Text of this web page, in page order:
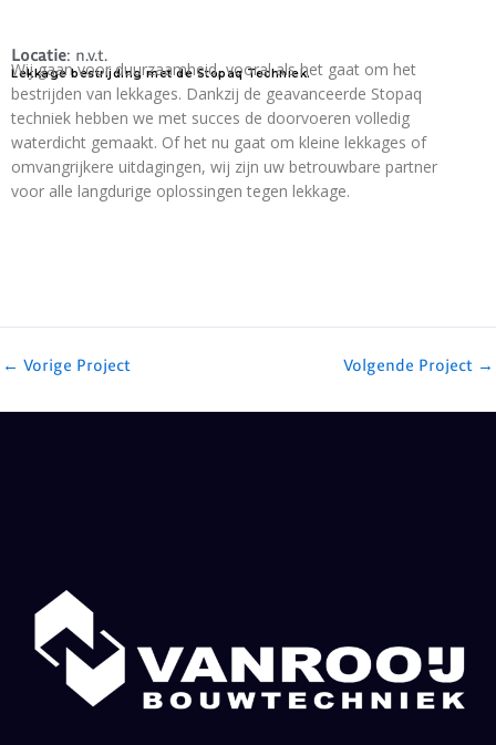
Locatie: n.v.t.
Lekkage bestrijding met de Stopaq Techniek.
Wij gaan voor duurzaamheid, vooral als het gaat om het
bestrijden van lekkages. Dankzij de geavanceerde Stopaq
techniek hebben we met succes de doorvoeren volledig
waterdicht gemaakt. Of het nu gaat om kleine lekkages of
omvangrijkere uitdagingen, wij zijn uw betrouwbare partner
voor alle langdurige oplossingen tegen lekkage.
← Vorige Project Volgende Project →